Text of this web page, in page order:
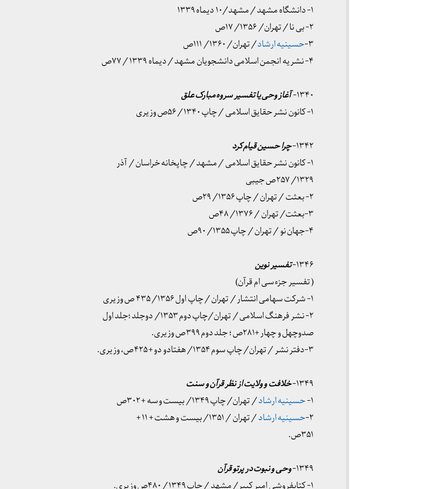
۱- دانشگاه مشهد / مشهد/۱۰ دیماه ۱۳۳۹
۲- بی نا / تهران/ ۱۳۵۶/ ۱۷ص
۳- حسینیه ارشاد/ تهران/ ۱۳۶۰/ ۱۱۱ص
۴- نشریه انجمن اسلامی دانشجویان مشهد / دیماه ۱۳۳۹ / ۷۷ص
۱۳۴۰- آغاز وحی یا تفسیر سروه مبارک علق
۱- کانون نشر حقایق اسلامی / چاپ ۱۳۴۰/ ۵۶ص وزیری
۱۳۴۲- چرا حسین قیام کرد
۱- کانون نشر حقایق اسلامی / مشهد / چاپخانه خراسان / آذر
۱۳۲۹/ ۲۵۷ص جیبی
۲- بعثت / تهران / چاپ ۱۳۵۶/ ۲۹ص
۳-بعثت/ تهران / ۱۳۷۶/ ۴۸ص
۴-جهان نو / تهران / چاپ ۱۳۵۵/ ۹۰ص
۱۳۴۶- تفسیر نوین
( تفسیر جزء سی ام قرآن)
۱- شرکت سهامی انتشار / تهران / چاپ اول ۱۳۵۶/ ۴۳۵ ص وزیری
۲- نشر فرهنگ اسلامی / تهران/چاپ دوم ۱۳۵۳/ دوجلد ؛‌جلد اول
صدوچهل و چهار +۲۸۱ص ؛‌ جلد دوم ۳۹۹ص وزیری.
۳-دفتر نشر / تهران/ چاپ سوم ۱۳۵۴/ هفتادو دو + ۴۲۵ص، وزیری.
۱۳۴۹- خلافت و ولایت از نظر قرآن و سنت
۱- حسینیه ارشاد/ تهران/ چاپ ۱۳۴۹/ بیست و سه + ۳۰۲ص
۲- حسینیه ارشاد/ تهران / ۱۳۵۱/ بیست و هشت + ۱۱ +
۳۵۱ص.
۱۳۴۹- وحی و نبوت در پرتو قرآن
۱- کتابفروشی امیر کبیر/ مشهد / چاپ ۱۳۴۹/ ۴۸۰ص وزیری.